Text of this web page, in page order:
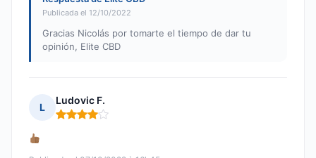
Publicada el 12/10/2022
Gracias Nicolás por tomarte el tiempo de dar tu
opinión, Elite CBD
L
Ludovic F.
Nota: 4 de 5